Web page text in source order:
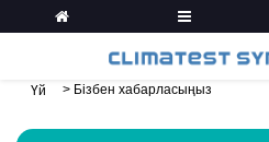
Үй > Бізбен хабарласыңыз